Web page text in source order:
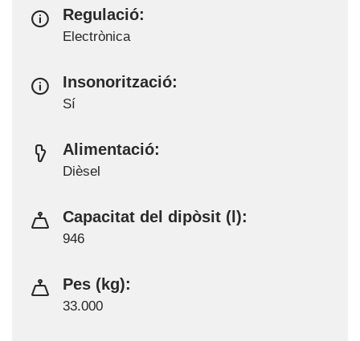
Regulació:
Electrònica
Insonorització:
Sí
Alimentació:
Dièsel
Capacitat del dipòsit (l):
946
Pes (kg):
33.000